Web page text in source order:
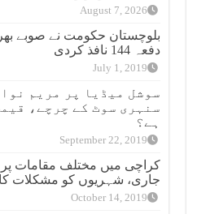
August 7, 2026
بلوچستان حکومت نے صوبے
دفعہ 144 نافذ کردی
July 1, 2019
سوشل میڈیا پر مریم
سنہری سوٹ کے چرچے،
ہے؟
September 22, 2019
کراچی میں مختلف مقامات پر
جاری، شہریوں کو مشکلات کا
October 14, 2019